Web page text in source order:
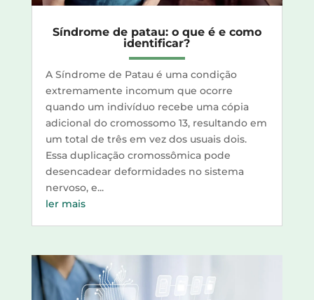
Síndrome de patau: o que é e como
identificar?
A Síndrome de Patau é uma condição
extremamente incomum que ocorre
quando um indivíduo recebe uma cópia
adicional do cromossomo 13, resultando em
um total de três em vez dos usuais dois.
Essa duplicação cromossômica pode
desencadear deformidades no sistema
nervoso, e...
ler mais